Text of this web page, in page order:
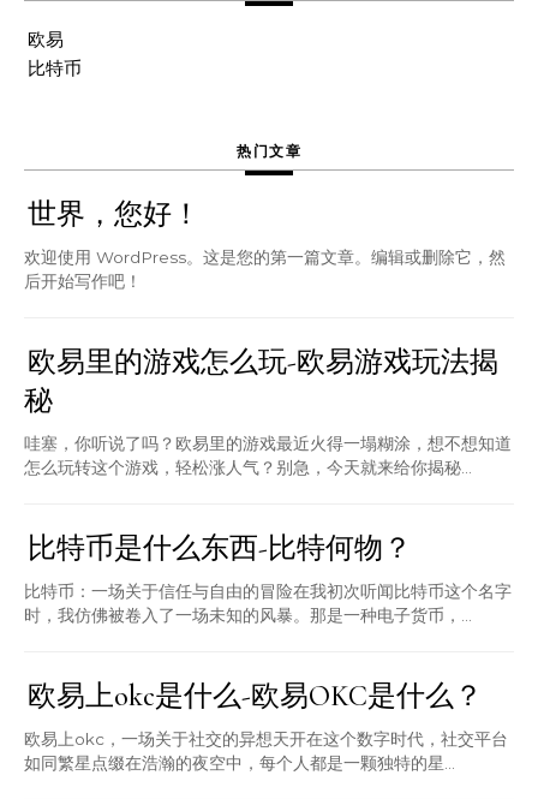
欧易
比特币
热门文章
世界，您好！
欢迎使用 WordPress。这是您的第一篇文章。编辑或删除它，然
后开始写作吧！
欧易里的游戏怎么玩-欧易游戏玩法揭
秘
哇塞，你听说了吗？欧易里的游戏最近火得一塌糊涂，想不想知道
怎么玩转这个游戏，轻松涨人气？别急，今天就来给你揭秘...
比特币是什么东西-比特何物？
比特币：一场关于信任与自由的冒险在我初次听闻比特币这个名字
时，我仿佛被卷入了一场未知的风暴。那是一种电子货币，...
欧易上okc是什么-欧易OKC是什么？
欧易上okc，一场关于社交的异想天开在这个数字时代，社交平台
如同繁星点缀在浩瀚的夜空中，每个人都是一颗独特的星...